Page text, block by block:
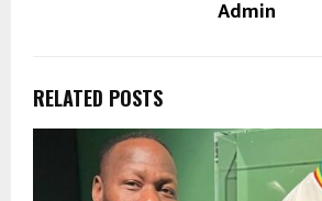
Admin
RELATED POSTS